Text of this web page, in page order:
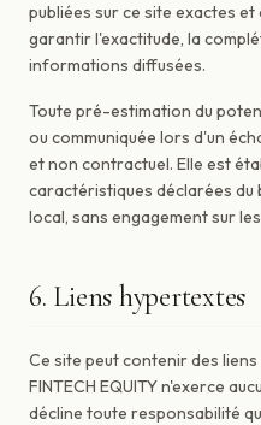
publiées sur ce site exactes
garantir l'exactitude, la
informations diffusées.
Toute pré-estimation du
ou communiquée lors d'un
et non contractuel. Elle est
caractéristiques déclarées du
local, sans engagement sur
6. Liens hypertextes
Ce site peut contenir des
FINTECH EQUITY n'exerce
décline toute responsabilité